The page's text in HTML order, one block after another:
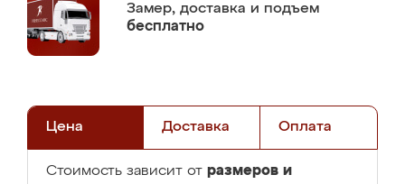
Замер, доставка и подъем
бесплатно
Цена Доставка Оплата
Стоимость зависит от размеров и